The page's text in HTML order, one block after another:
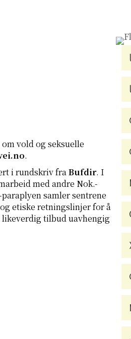
vold og seksuelle
.
irundskriv fraBufdir. I
med andre Nok.-
samler sentrene
etiske retningslinjer for å
tilbud uavhengig